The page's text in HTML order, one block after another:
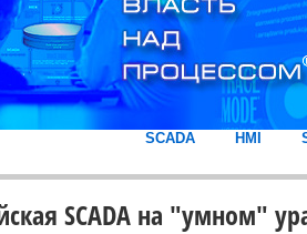
SCADA HMI
SCADA на "умном"